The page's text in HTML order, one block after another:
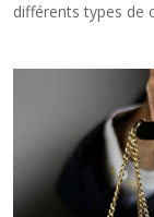
différents types de